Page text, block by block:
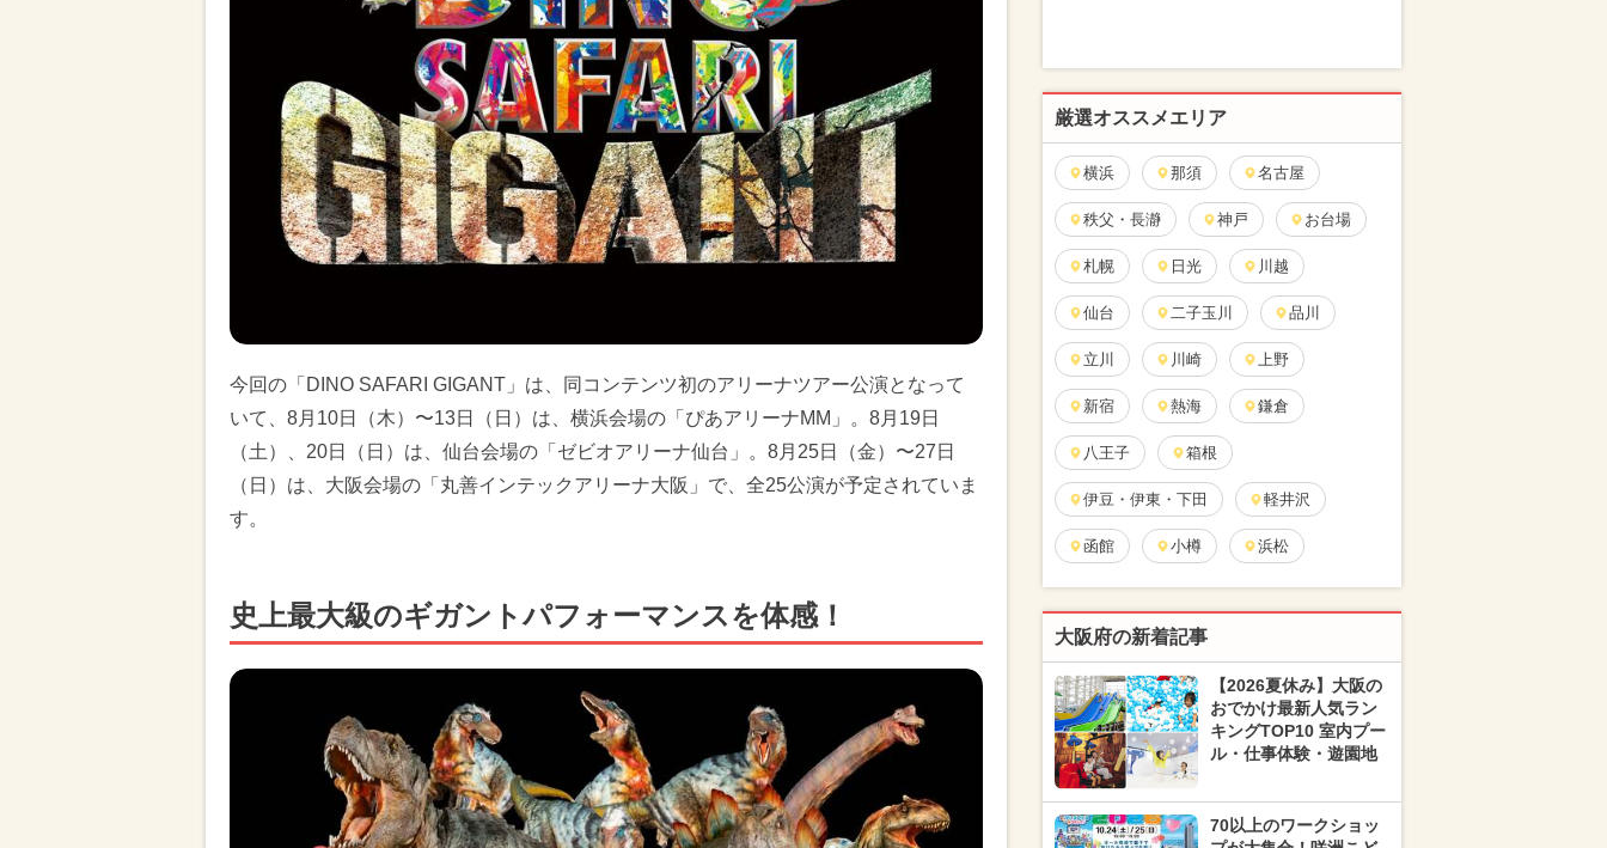
今回の「DINO SAFARI GIGANT」は、同コンテンツ初のアリーナツアー公演となって
いて、8月10日（木）〜13日（日）は、横浜会場の「ぴあアリーナMM」。8月19日
（土）、20日（日）は、仙台会場の「ゼビオアリーナ仙台」。8月25日（金）〜27日
（日）は、大阪会場の「丸善インテックアリーナ大阪」で、全25公演が予定されていま
す。
史上最大級のギガントパフォーマンスを体感！
厳選オススメエリア
横浜 那須 名古屋
秩父・長瀞 神戸 お台場
札幌 日光 川越
仙台 二子玉川 品川
立川 川崎 上野
新宿 熱海 鎌倉
八王子 箱根
伊豆・伊東・下田 軽井沢
函館 小樽 浜松
大阪府の新着記事
【2026夏休み】大阪の
おでかけ最新人気ラン
キングTOP10 室内プー
ル・仕事体験・遊園地
70以上のワークショッ